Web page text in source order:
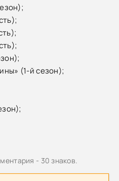
(1-й сезон);
- 30 знаков.